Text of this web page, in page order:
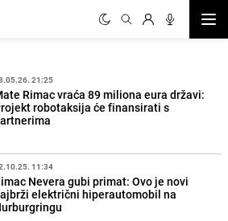
21:25
Rimac vraća 89 miliona eura državi:
robotaksija će finansirati s
11:34
Nevera gubi primat: Ovo je novi
električni hiperautomobil na